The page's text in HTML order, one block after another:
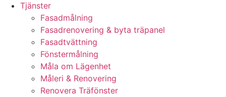
Tjänster
Fasadmålning
Fasadrenovering & byta träpanel
Fasadtvättning
Fönstermålning
Måla om Lägenhet
Måleri & Renovering
Renovera Träfönster